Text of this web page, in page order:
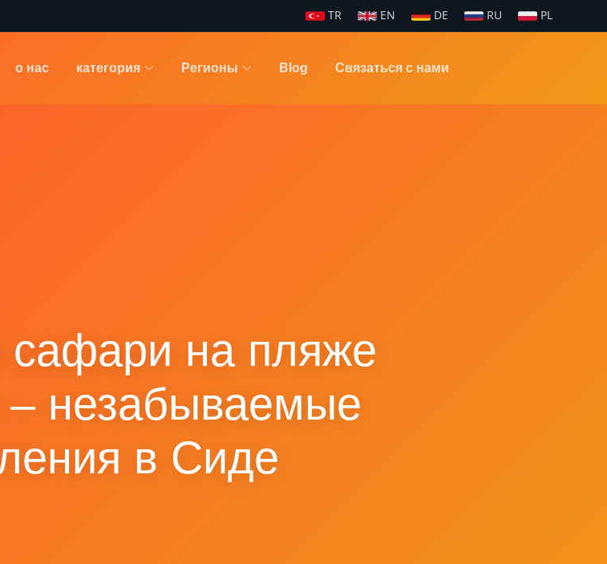
TR EN DE RU PL
о нас категория Регионы Blog Связаться с нами
на пляже
– незабываемые
в Сиде